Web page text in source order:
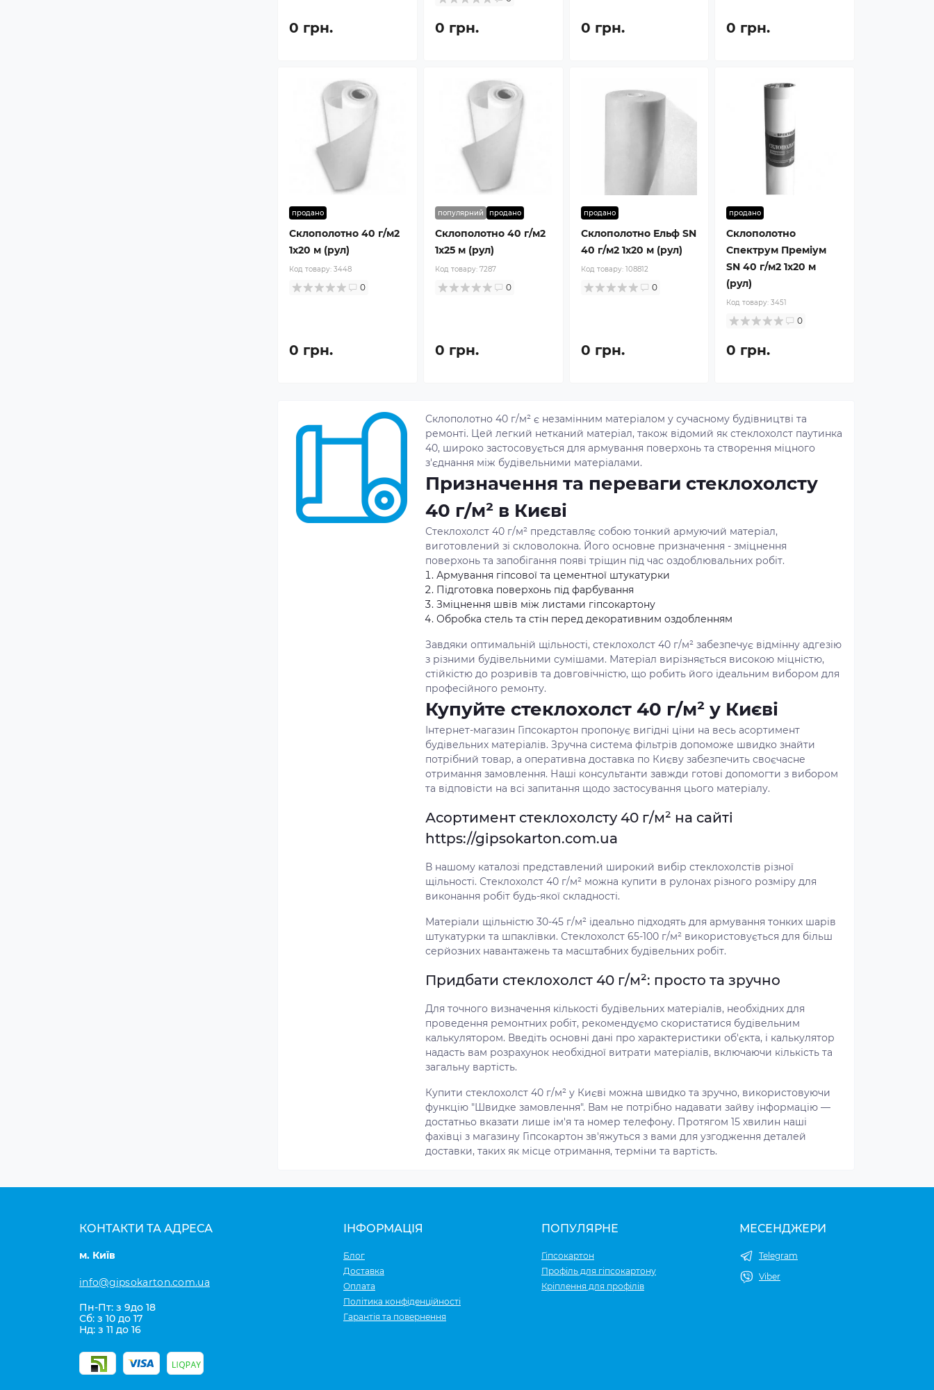
0 грн. 0 грн. 0 грн. 0 грн.
продано
Склополотно 40 г/м2
1x20 м (рул)
Код товару: 3448
0
0 грн.
популярний продано
Склополотно 40 г/м2
1x25 м (рул)
Код товару: 7287
0
0 грн.
продано
Склополотно Ельф SN
40 г/м2 1x20 м (рул)
Код товару: 108812
0
0 грн.
продано
Склополотно
Спектрум Преміум
SN 40 г/м2 1x20 м
(рул)
Код товару:3451
0
0 грн.
Склополотно 40 г/м² є незамінним матеріалом у сучасному будівництві та
ремонті. Цей легкий нетканий матеріал, також відомий як стеклохолст паутинка
40, широко застосовується для армування поверхонь та створення міцного
з'єднання між будівельними матеріалами.
Призначення та переваги стеклохолсту
40 г/м² в Києві
Стеклохолст 40 г/м² представляє собою тонкий армуючий матеріал,
виготовлений зі скловолокна. Його основне призначення - зміцнення
поверхонь та запобігання появі тріщин під час оздоблювальних робіт.
Армування гіпсової та цементної штукатурки
Підготовка поверхонь під фарбування
Зміцнення швів між листами гіпсокартону
Обробка стель та стін перед декоративним оздобленням
Завдяки оптимальній щільності, стеклохолст 40 г/м² забезпечує відмінну адгезію
з різними будівельними сумішами. Матеріал вирізняється високою міцністю,
стійкістю до розривів та довговічністю, що робить його ідеальним вибором для
професійного ремонту.
Купуйте стеклохолст 40 г/м² у Києві
Інтернет-магазин Гіпсокартон пропонує вигідні ціни на весь асортимент
будівельних матеріалів. Зручна система фільтрів допоможе швидко знайти
потрібний товар, а оперативна доставка по Києву забезпечить своєчасне
отримання замовлення. Наші консультанти завжди готові допомогти з вибором
та відповісти на всі запитання щодо застосування цього матеріалу.
Асортимент стеклохолсту 40 г/м² на сайті
https://gipsokarton.com.ua
В нашому каталозі представлений широкий вибір стеклохолстів різної
щільності. Стеклохолст 40 г/м² можна купити в рулонах різного розміру для
виконання робіт будь-якої складності.
Матеріали щільністю 30-45 г/м² ідеально підходять для армування тонких шарів
штукатурки та шпаклівки. Стеклохолст 65-100 г/м² використовується для більш
серйозних навантажень та масштабних будівельних робіт.
Придбати стеклохолст 40 г/м²: просто та зручно
Для точного визначення кількості будівельних матеріалів, необхідних для
проведення ремонтних робіт, рекомендуємо скористатися будівельним
калькулятором. Введіть основні дані про характеристики об'єкта, і калькулятор
надасть вам розрахунок необхідної витрати матеріалів, включаючи кількість та
загальну вартість.
Купити стеклохолст 40 г/м² у Києві можна швидко та зручно, використовуючи
функцію "Швидке замовлення". Вам не потрібно надавати зайву інформацію —
достатньо вказати лише ім'я та номер телефону. Протягом 15 хвилин наші
фахівці з магазину Гіпсокартон зв'яжуться з вами для узгодження деталей
доставки, таких як місце отримання, терміни та вартість.
КОНТАКТИ ТА АДРЕСА
м. Київ
info@gipsokarton.com.ua
Пн-Пт: з 9до 18
Сб: з 10 до 17
Нд: з 11 до 16
ІНФОРМАЦІЯ
Блог
Доставка
Оплата
Політика конфіденційності
Гарантія та повернення
ПОПУЛЯРНЕ
Гіпсокартон
Профіль для гіпсокартону
Кріплення для профілів
МЕСЕНДЖЕРИ
Telegram
Viber